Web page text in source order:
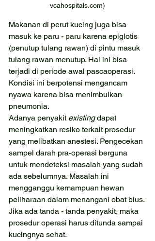
vcahospitals.com)
Makanan di perut kucing juga bisa
masuk ke paru - paru karena epiglotis
(penutup tulang rawan) di pintu masuk
tulang rawan menutup. Hal ini bisa
terjadi di periode awal pascaoperasi.
Kondisi ini berpotensi mengancam
nyawa karena bisa menimbulkan
pneumonia.
Adanya penyakit existing dapat
meningkatkan resiko terkait prosedur
yang melibatkan anestesi. Pengecekan
sampel darah pra-operasi berguna
untuk mendeteksi masalah yang sudah
ada sebelumnya. Masalah ini
mengganggu kemampuan hewan
peliharaan dalam menangani obat bius.
Jika ada tanda - tanda penyakit, maka
prosedur operasi harus ditunda sampai
kucingnya sehat.